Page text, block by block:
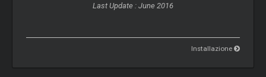
Last Update : June 2016
Installazione